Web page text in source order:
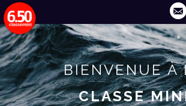
BIENVENUE À
CLASSE